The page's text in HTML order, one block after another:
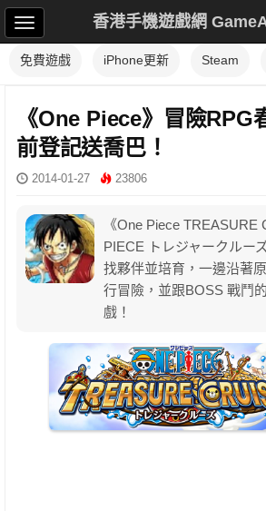
香港手機遊戲網
免費遊戲 iPhone更新 Steam
《One Piece》冒險RPG
前登記送喬巴！
2014-01-27 23806
《One Piece TREASURE
PIECE トレジャークルー
找夥伴並培育，一邊沿著
行冒險，並跟BOSS 戰鬥
戲！